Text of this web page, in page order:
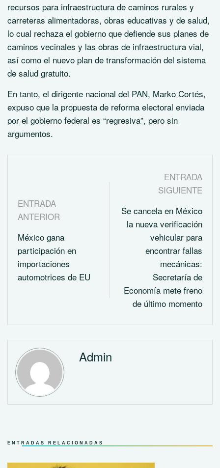
recursos para infraestructura de caminos rurales y
carreteras alimentadoras, obras educativas y de salud,
lo cual rechaza el gobierno que defiende sus planes de
caminos vecinales y las obras de infraestructura vial,
así como el nuevo plan de transformación del sistema
de salud gratuito.
En tanto, el dirigente nacional del PAN, Marko Cortés,
expuso que la propuesta de reforma electoral enviada
por el gobierno federal es “regresiva”, pero sin
argumentos.
ENTRADA
ANTERIOR
México gana
participación en
importaciones
automotrices de EU
ENTRADA
SIGUIENTE
Se cancela en México
la nueva verificación
vehicular para
encontrar fallas
mecánicas:
Secretaría de
Economía mete freno
de último momento
Admin
ENTRADAS RELACIONADAS